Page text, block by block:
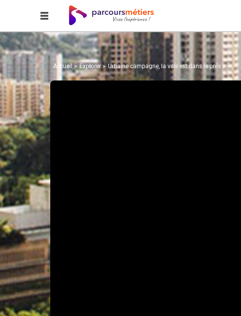
Accueil Explorer Urbaine campagne, la ville est dans le prés